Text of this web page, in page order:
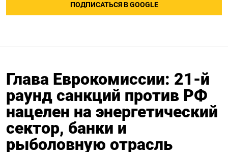
ПОДПИСАТЬСЯ В GOOGLE
Глава Еврокомиссии: 21-й
раунд санкций против РФ
нацелен на энергетический
сектор, банки и
рыболовную отрасль